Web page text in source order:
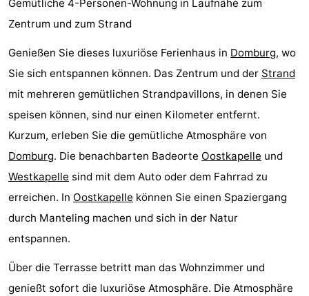
Park
Loverendale
-
Résidence
Wijngaerde
Campingplätze
Ferienhäuser
-
Buitenhof
Domburg
-
Hof
Domburg
-
Westhove
Hotels
Zimmer
(mit
Lastminutes
Gemütliche 4-Personen-Wohnung in Laufnähe zum
Zentrum und zum Strand
Genießen Sie dieses luxuriöse Ferienhaus in Domburg, wo
Sie sich entspannen können. Das Zentrum und der Strand
mit mehreren gemütlichen Strandpavillons, in denen Sie
speisen können, sind nur einen Kilometer entfernt.
Kurzum, erleben Sie die gemütliche Atmosphäre von
Domburg. Die benachbarten Badeorte Oostkapelle und
Westkapelle sind mit dem Auto oder dem Fahrrad zu
erreichen. In Oostkapelle können Sie einen Spaziergang
durch Manteling machen und sich in der Natur
entspannen.
Über die Terrasse betritt man das Wohnzimmer und
genießt sofort die luxuriöse Atmosphäre. Die Atmosphäre